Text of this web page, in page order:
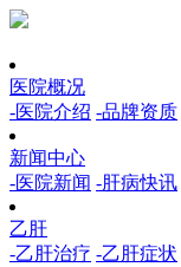
医院概况
-医院介绍 -品牌资质
新闻中心
-医院新闻 -肝病快讯
乙肝
-乙肝治疗 -乙肝症状